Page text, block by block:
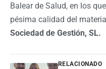
Balear de Salud, en los
pésima calidad del
Sociedad de Gestión, SL.
RELACIONADO